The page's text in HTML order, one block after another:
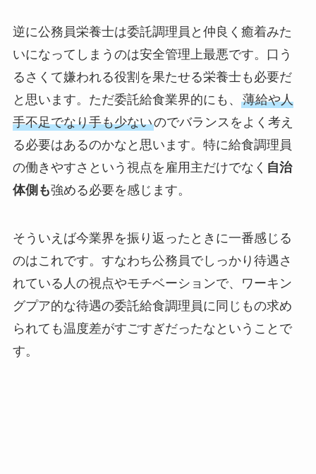
逆に公務員栄養士は委託調理員と仲良く癒着みた
いになってしまうのは安全管理上最悪です。口う
るさくて嫌われる役割を果たせる栄養士も必要だ
と思います。ただ委託給食業界的にも、 薄給や人
手不足でなり手も少ないのでバランスをよく考え
る必要はあるのかなと思います。特に給食調理員
の働きやすさという視点を雇用主だけでなく 自治
体側も強める必要を感じます。
そういえば今業界を振り返ったときに一番感じる
のはこれです。すなわち公務員でしっかり待遇さ
れている人の視点やモチベーションで、ワーキン
グプア的な待遇の委託給食調理員に同じもの求め
られても温度差がすごすぎだったなということで
す。